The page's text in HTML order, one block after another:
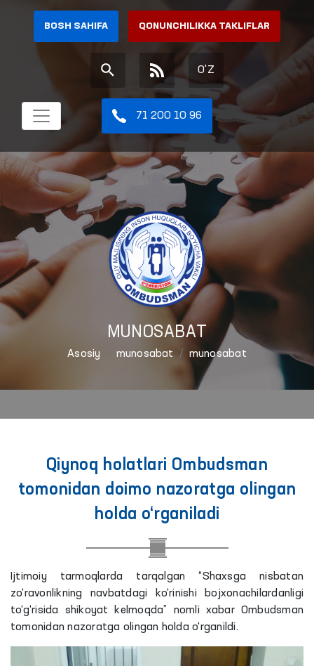
BOSH SAHIFA QONUNCHILIKKA TAKLIFLAR
O'Z
71 200 10 96
MUNOSABAT
Asosiy munosabat munosabat
Qiynoq holatlari Ombudsman
tomonidan doimo nazoratga olingan
holda o‘rganiladi
Ijtimoiy tarmoqlarda tarqalgan “Shaxsga nisbatan
zo‘ravonlikning navbatdagi ko‘rinishi bojxonachilardanligi
to‘g‘risida shikoyat kelmoqda” nomli xabar Ombudsman
tomonidan nazoratga olingan holda o‘rganildi.